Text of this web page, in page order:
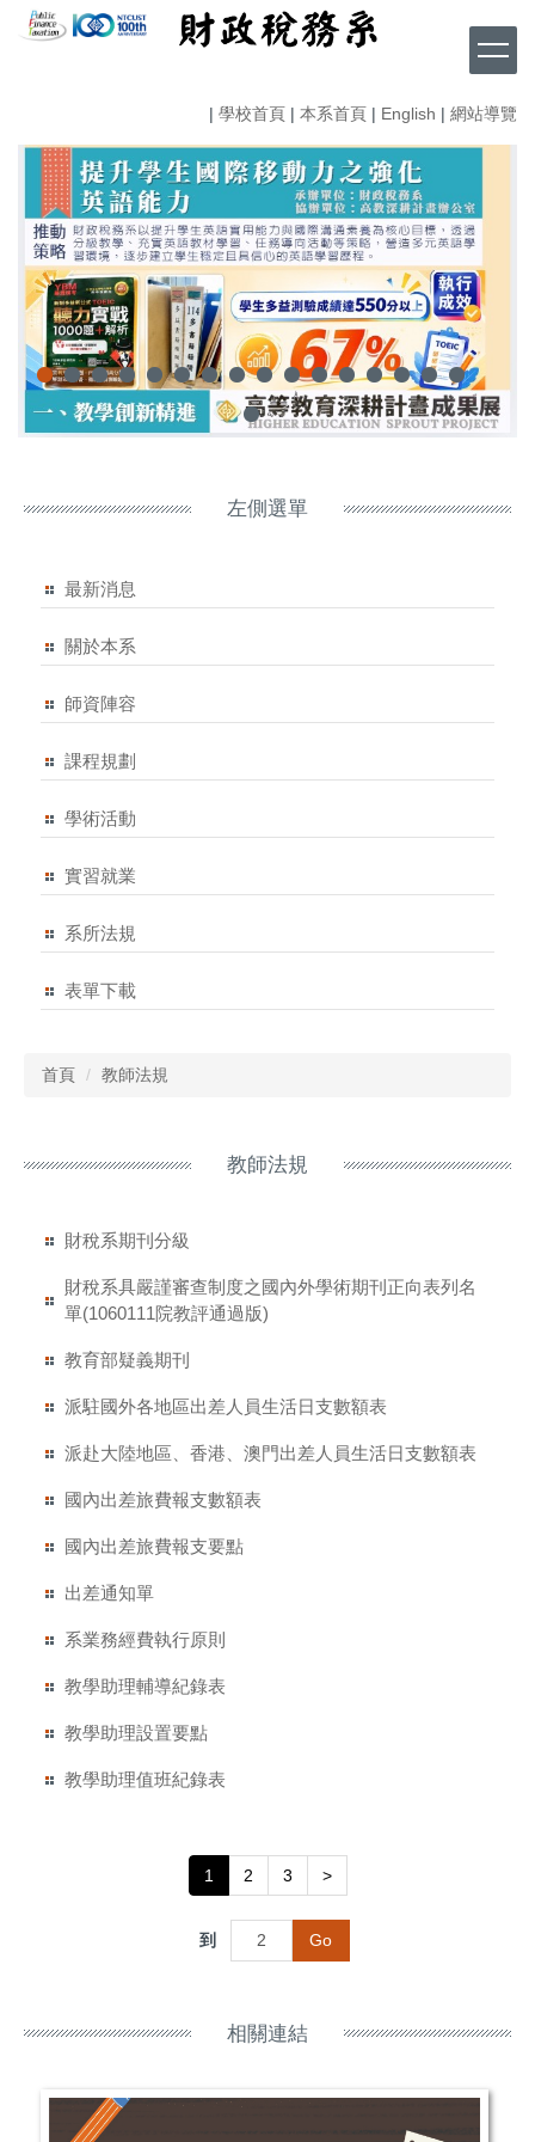
到
容
| 學校首頁 | 本系首頁 | English | 網站導覽
左側選單
最新消息
關於本系
師資陣容
課程規劃
學術活動
實習就業
系所法規
表單下載
首頁 教師法規
教師法規
財稅系期刊分級
財稅系具嚴謹審查制度之國內外學術期刊正向表列名
單(1060111院教評通過版)
教育部疑義期刊
派駐國外各地區出差人員生活日支數額表
派赴大陸地區、香港、澳門出差人員生活日支數額表
國內出差旅費報支數額表
國內出差旅費報支要點
出差通知單
系業務經費執行原則
教學助理輔導紀錄表
教學助理設置要點
教學助理值班紀錄表
1 2 3 >
到 Go
相關連結